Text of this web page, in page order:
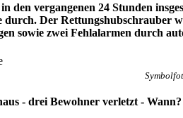
den vergangenen 24 Stunden
Der Rettungshubschrauber
sowie zwei Fehlalarmen durch
- drei Bewohner verletzt -